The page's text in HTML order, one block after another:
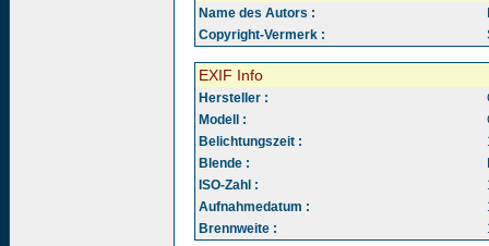
Name des Autors :
Copyright-Vermerk :
EXIF Info
Hersteller :
Modell :
Belichtungszeit :
Blende :
ISO-Zahl :
Aufnahmedatum :
Brennweite :